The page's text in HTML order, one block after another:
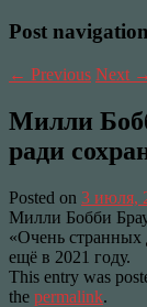
Post navigation
← Previous Next →
Милли
ради
Posted on 3 июля,
Милли Бобби
«Очень странных
ещё в 2021 году.
This entry was
the permalink.